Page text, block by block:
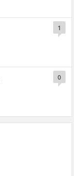
1
0